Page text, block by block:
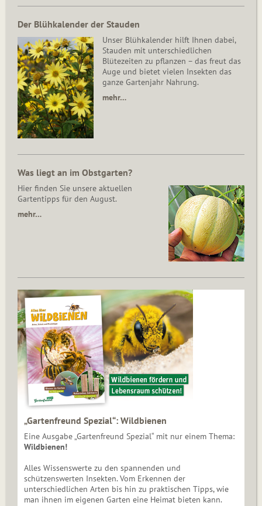
Der Blühkalender der Stauden
Unser Blühkalender hilft Ihnen dabei,
Stauden mit unterschiedlichen
Blütezeiten zu pflanzen – das freut das
Auge und bietet vielen Insekten das
ganze Gartenjahr Nahrung.
mehr…
Was liegt an im Obstgarten?
Hier finden Sie unsere aktuellen
Gartentipps für den August.
mehr…
„Gartenfreund Spezial“: Wildbienen
Eine Ausgabe „Gartenfreund Spezial“ mit nur einem Thema:
Wildbienen!
Alles Wissenswerte zu den spannenden und
schützenswerten Insekten. Vom Erkennen der
unterschiedlichen Arten bis hin zu praktischen Tipps, wie
man ihnen im eigenen Garten eine Heimat bieten kann.